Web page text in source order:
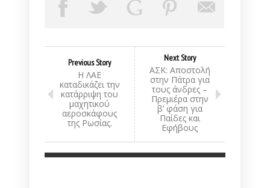
Previous Story
Η ΛΑΕ
καταδικάζει την
κατάρριψη του
μαχητικού
αεροσκάφους
της Ρωσίας.
Next Story
ΑΣΚ: Αποστολή
στην Πάτρα για
τους άνδρες –
Πρεμιέρα στην
β’ φάση για
Παίδες και
Εφήβους